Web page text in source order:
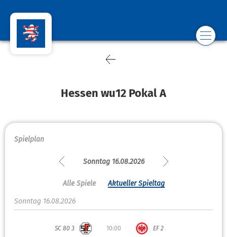
Hessen wu12 Pokal A
Spielplan
Sonntag 16.08.2026
Alle Spiele Aktueller Spieltag
Sonntag 16.08.2026
SC 80 3 10:00 EF 2